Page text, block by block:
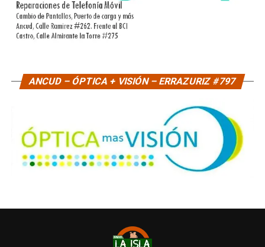
ANCUD – ÓPTICA + VISIÓN – ERRAZURIZ #797